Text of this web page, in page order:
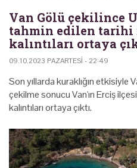
Van Gölü çekilince
tahmin edilen tarihi
kalıntıları ortaya
09.10.2023 PAZARTESI - 22:49
Son yıllarda kuraklığın etkisiyle
çekilme sonucu Van'ın Erciş
kalıntıları ortaya çıktı.